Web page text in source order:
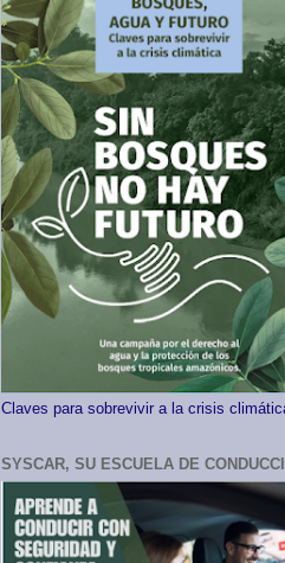
Claves para sobrevivir a la crisis
SYSCAR, SU ESCUELA DE